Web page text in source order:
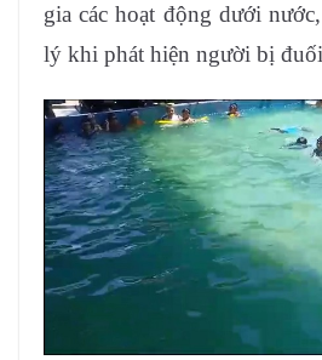
gia các hoạt động dưới
lý khi phát hiện người bị